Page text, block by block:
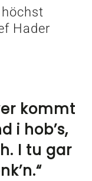
Hader
kommt
i hob’s,
I tu gar